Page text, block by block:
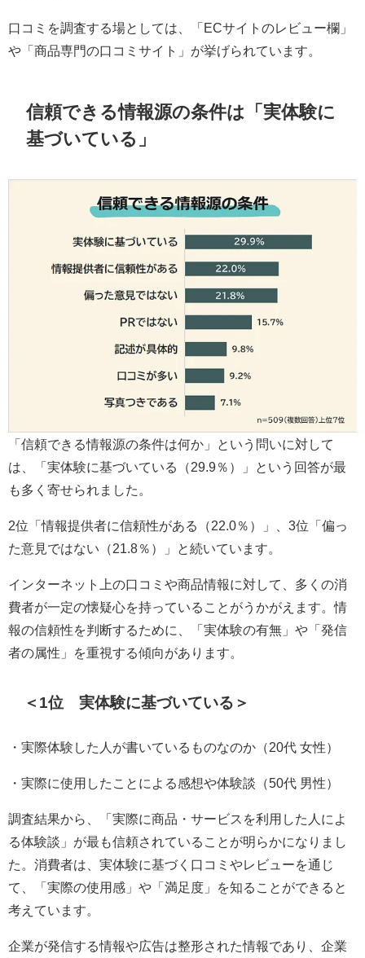
口コミを調査する場としては、「ECサイトのレビュー欄」
や「商品専門の口コミサイト」が挙げられています。
信頼できる情報源の条件は「実体験に
基づいている」
「信頼できる情報源の条件は何か」という問いに対して
は、「実体験に基づいている（29.9％）」という回答が最
も多く寄せられました。
2位「情報提供者に信頼性がある（22.0％）」、3位「偏っ
た意見ではない（21.8％）」と続いています。
インターネット上の口コミや商品情報に対して、多くの消
費者が一定の懐疑心を持っていることがうかがえます。情
報の信頼性を判断するために、「実体験の有無」や「発信
者の属性」を重視する傾向があります。
＜1位 実体験に基づいている＞
・実際体験した人が書いているものなのか（20代 女性）
・実際に使用したことによる感想や体験談（50代 男性）
調査結果から、「実際に商品・サービスを利用した人によ
る体験談」が最も信頼されていることが明らかになりまし
た。消費者は、実体験に基づく口コミやレビューを通じ
て、「実際の使用感」や「満足度」を知ることができると
考えています。
企業が発信する情報や広告は整形された情報であり、企業